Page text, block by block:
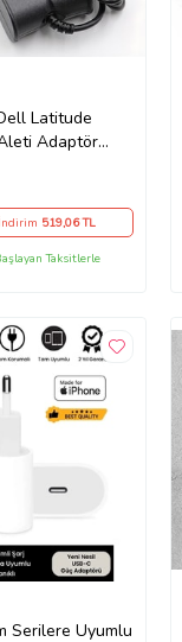
Latitude
Adaptör
519,06 TL
Taksitlerle
Serilere Uyumlu